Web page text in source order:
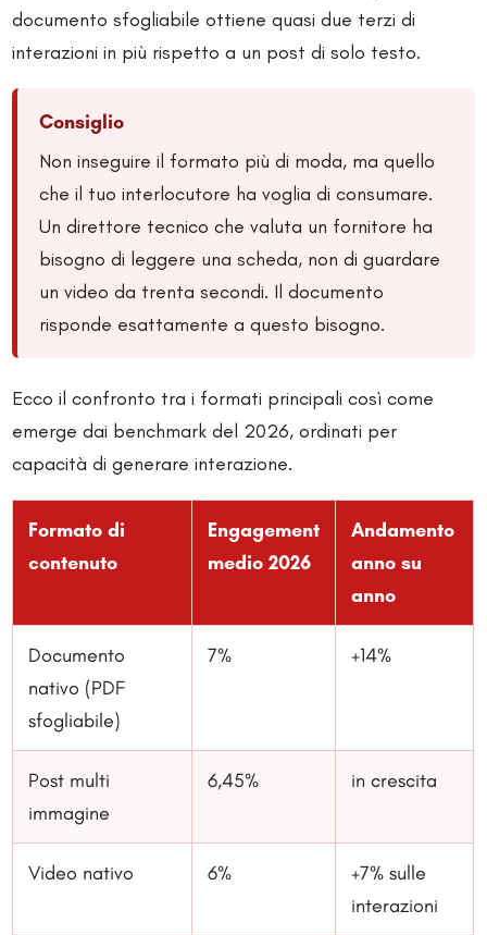
documento sfogliabile ottiene quasi due terzi di
interazioni in più rispetto a un post di solo testo.
Consiglio
Non inseguire il formato più di moda, ma quello
che il tuo interlocutore ha voglia di consumare.
Un direttore tecnico che valuta un fornitore ha
bisogno di leggere una scheda, non di guardare
un video da trenta secondi. Il documento
risponde esattamente a questo bisogno.
Ecco il confronto tra i formati principali così come
emerge dai benchmark del 2026, ordinati per
capacità di generare interazione.
Formato di
contenuto
Engagement
medio 2026
Andamento
anno su
anno
Documento
nativo (PDF
sfogliabile)
7% +14%
Post multi
immagine
6,45% in crescita
Video nativo 6%
+7% sulle
interazioni